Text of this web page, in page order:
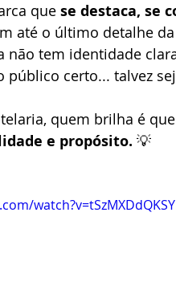
que se destaca, se
até o último detalhe
não tem identidade
público certo... talvez
quem brilha é
e propósito. 💡
watch?v=tSzMXDdQKSY